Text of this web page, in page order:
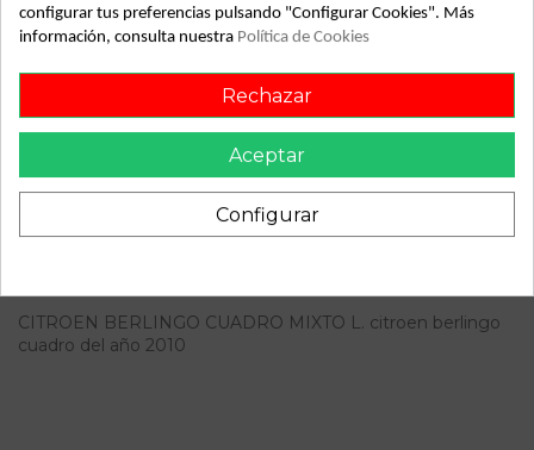
Bastidor
VF3GJ9HWCBN517613
Mixto L
ID: 64628
CITROEN BERLINGO CUADRO MIXTO L. citroen berlingo
cuadro del año 2010
configurar tus preferencias pulsando "Configurar Cookies". Más
información, consulta nuestra Política de Cookies
Rechazar
Aceptar
Configurar